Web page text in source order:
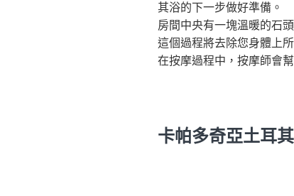
其浴的下一步做好準備。
房間中央有一塊溫暖的石
這個過程將去除您身體上
在按摩過程中，按摩師會
卡帕多奇亞土耳